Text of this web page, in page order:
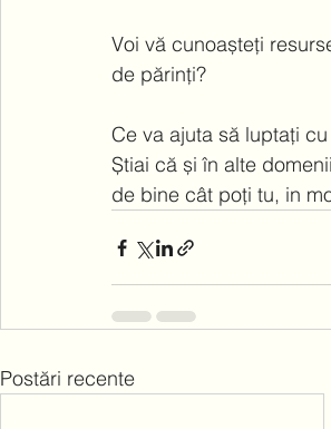
Voi vă cunoașteți
de părinți?
Ce va ajuta să luptați
Știai că și în alte
de bine cât poți tu, in
Postări recente